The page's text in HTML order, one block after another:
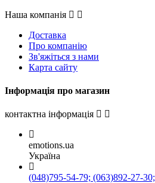
Наша компанія
Доставка
Про компанію
Зв'яжіться з нами
Карта сайту
Інформація про магазин
контактна інформація
emotions.ua
Україна
(048)795-54-79; (063)892-27-30;